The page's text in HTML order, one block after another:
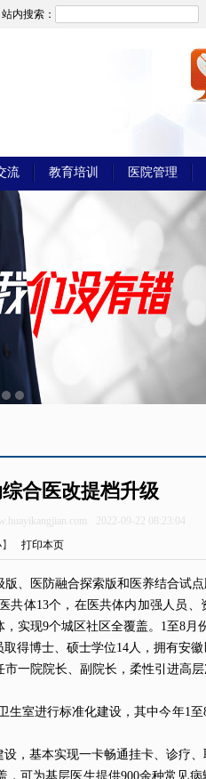
站内搜索：
流 教育培训 医院管理
合医改提档升级
2022-09-22 08:23:04
】 打印本页
、医防融合探索版和医养结合试点
体13个，在医共体内加强人员
实现9个城区社区全覆盖。1至8月
得博士、硕士学位14人，拥有安
一院院长、副院长，柔性引进高
生室进行标准化建设，其中今年1
，基本实现一卡畅通挂卡、诊疗
可为基层医生提供900余种常见